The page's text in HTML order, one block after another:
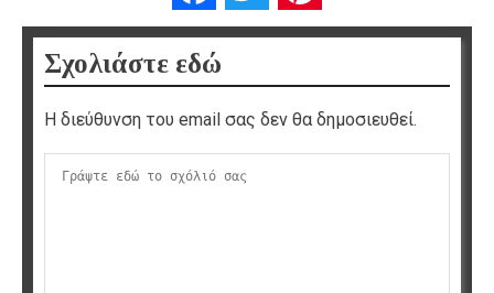
Σχολιάστε εδώ
Η διεύθυνση του email σας δεν θα δημοσιευθεί.